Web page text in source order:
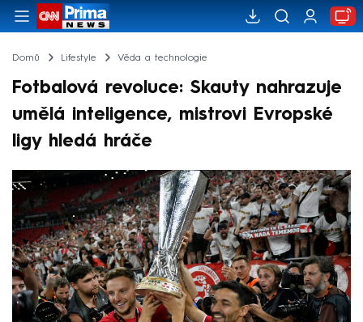
Domů Lifestyle Věda a technologie
Fotbalová revoluce: Skauty nahrazuje
umělá inteligence, mistrovi Evropské
ligy hledá hráče